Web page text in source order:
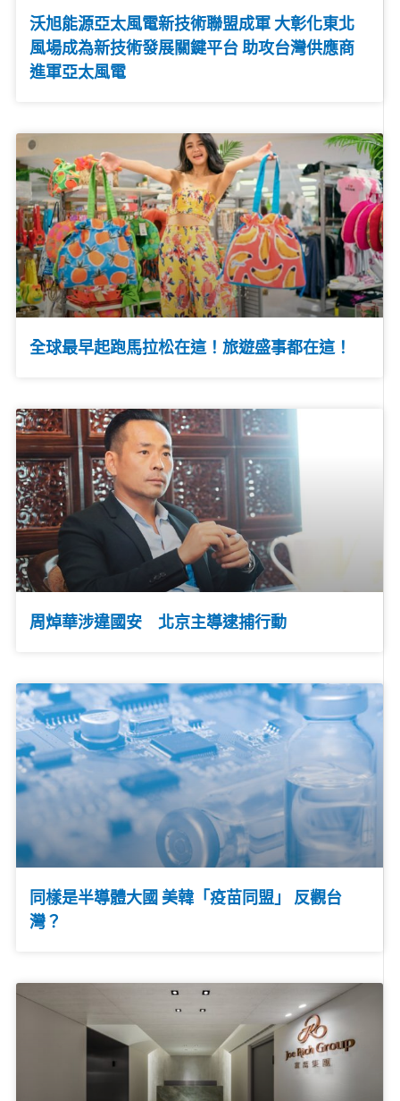
沃旭能源亞太風電新技術聯盟成軍 大彰化東北
風場成為新技術發展關鍵平台 助攻台灣供應商
進軍亞太風電
全球最早起跑馬拉松在這！旅遊盛事都在這！
周焯華涉違國安 北京主導逮捕行動
同樣是半導體大國 美韓「疫苗同盟」 反觀台
灣？